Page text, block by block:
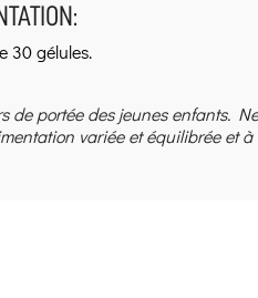
30 gélules.
de portée des jeunes enfants.
variée et équilibrée et